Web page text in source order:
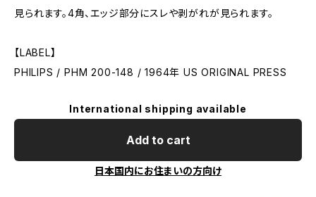
見られます。4角、エッジ部分にスレや剥がれが見られます。
【LABEL】
PHILIPS / PHM 200-148 / 1964年 US ORIGINAL PRESS
International shipping available
Add to cart
日本国内にお住まいの方向け